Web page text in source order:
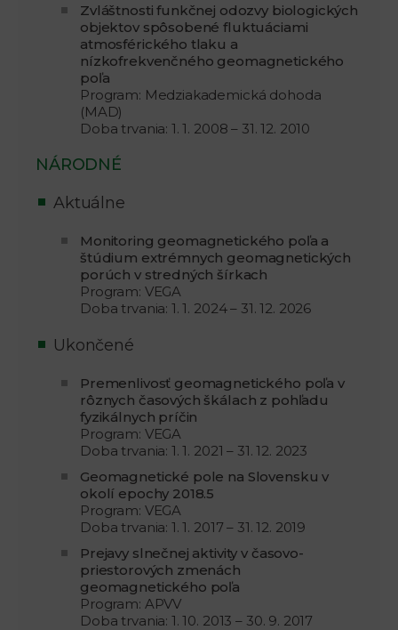
Zvláštnosti funkčnej odozvy biologických
objektov spôsobené fluktuáciami
atmosférického tlaku a
nízkofrekvenčného geomagnetického
poľa
Program: Medziakademická dohoda
(MAD)
Doba trvania: 1. 1. 2008 – 31. 12. 2010
NÁRODNÉ
Aktuálne
Monitoring geomagnetického poľa a
štúdium extrémnych geomagnetických
porúch v stredných šírkach
Program: VEGA
Doba trvania: 1. 1. 2024 – 31. 12. 2026
Ukončené
Premenlivosť geomagnetického poľa v
rôznych časových škálach z pohľadu
fyzikálnych príčin
Program: VEGA
Doba trvania: 1. 1. 2021 – 31. 12. 2023
Geomagnetické pole na Slovensku v
okolí epochy 2018.5
Program: VEGA
Doba trvania: 1. 1. 2017 – 31. 12. 2019
Prejavy slnečnej aktivity v časovo-
priestorových zmenách
geomagnetického poľa
Program: APVV
Doba trvania: 1. 10. 2013 – 30. 9. 2017